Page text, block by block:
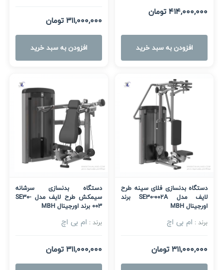
414,000,000 تومان
افزودن به سبد خرید
311,000,000 تومان
افزودن به سبد خرید
دستگاه بدنسازی فلای سینه طرح
لایف مدل SE30-002A برند
اورجینال MBH
برند : ام بی اچ
311,000,000 تومان
دستگاه بدنسازی سرشانه
سیمکش طرح لایف مدل SE30-
003 برند اورجینال MBH
برند : ام بی اچ
311,000,000 تومان